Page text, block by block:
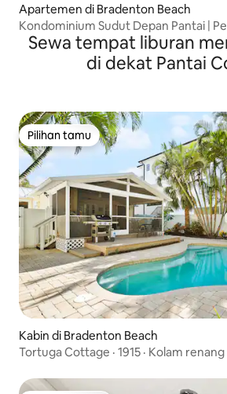
Apartemen di Bradenton Beach
Kondominium Sudut Depan Pantai |
Senja
Sewa tempat liburan
di dekat Pantai
Pilihan tamu
Pilihan tamu
Kabin di Bradenton Beach
Tortuga Cottage · 1915 · Kolam renang